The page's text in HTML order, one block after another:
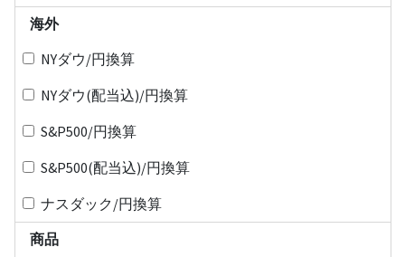
海外
NYダウ/円換算
NYダウ(配当込)/円換算
S&P500/円換算
S&P500(配当込)/円換算
ナスダック/円換算
商品